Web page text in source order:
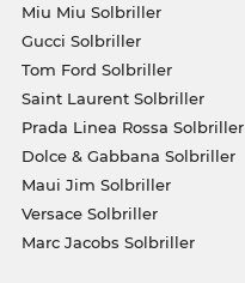
Miu Miu Solbriller
Gucci Solbriller
Tom Ford Solbriller
Saint Laurent Solbriller
Prada Linea Rossa Solbriller
Dolce & Gabbana Solbriller
Maui Jim Solbriller
Versace Solbriller
Marc Jacobs Solbriller